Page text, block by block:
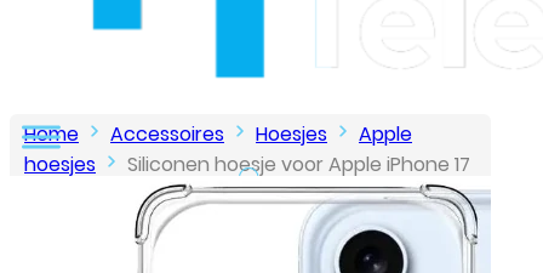
B2B Portaal
Home Accessoires Hoesjes
Apple
hoesjes
Siliconen hoesje voor Apple iPhone 17
Air – Schok bestendig – Transparant